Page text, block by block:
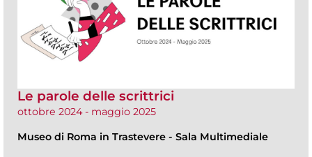
Le parole delle scrittrici
ottobre 2024 - maggio 2025
Museo di Roma in Trastevere - Sala Multimediale